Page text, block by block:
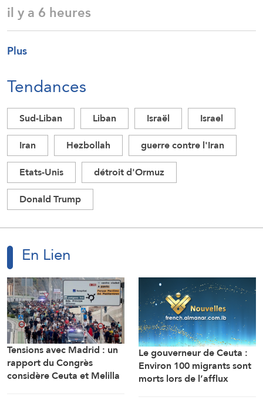
il y a 6 heures
Plus
Tendances
Sud-Liban Liban Israël
Israel
Iran
Hezbollah
guerre contre l'Iran
Etats-Unis
détroit d'Ormuz
Donald Trump
En Lien
Tensions avec Madrid : un
rapport du Congrès
considère Ceuta et Melilla
Le gouverneur de Ceuta :
Environ 100 migrants sont
morts lors de l’afflux